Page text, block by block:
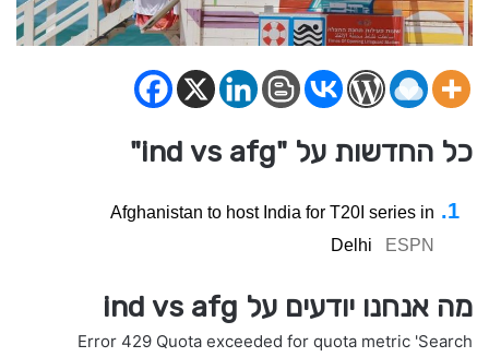
כל החדשות על "ind vs afg"
Afghanistan to host India for T20I series in
Delhi
ESPN
מה אנחנו יודעים על ind vs afg
Error 429 Quota exceeded for quota metric 'Search